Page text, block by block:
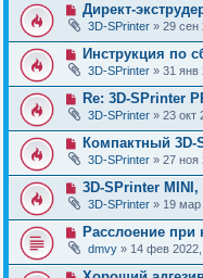
Директ-
3D-SPrinter » 29 сен
Инструкция по
3D-SPrinter » 31 янв
Re: 3D-SPrinter
3D-SPrinter » 23 окт
Компактный 3D-
3D-SPrinter » 27 ноя
3D-SPrinter MINI,
3D-SPrinter » 19 мар
Расслоение при
dmvy » 14 фев